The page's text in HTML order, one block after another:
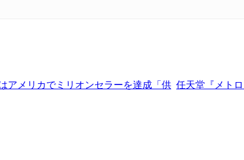
アメリカでミリオンセラーを達成「供 任天堂『メト